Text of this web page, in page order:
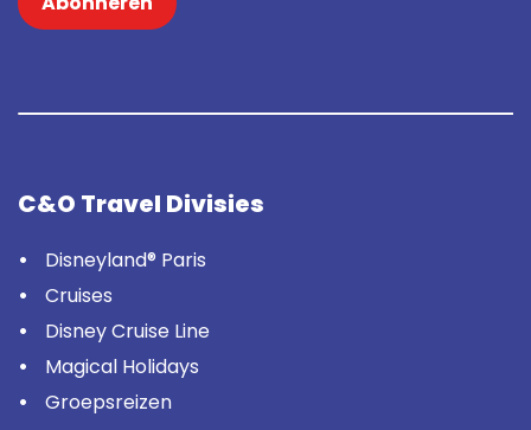
C&O Travel Divisies
Disneyland® Paris
Cruises
Disney Cruise Line
Magical Holidays
Groepsreizen